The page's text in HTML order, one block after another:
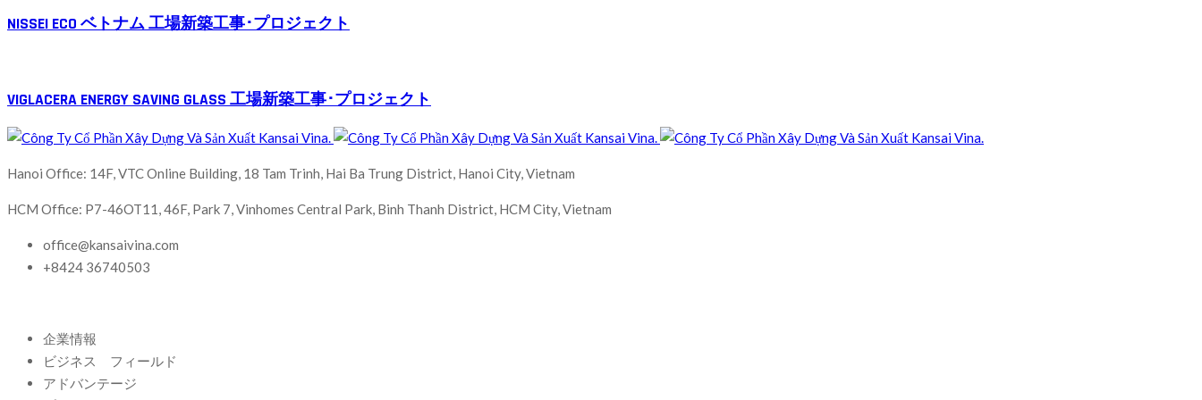
NISSEI ECO ベトナム 工場新築工事･プロジェクト
VIGLACERA ENERGY SAVING GLASS 工場新築工事･プロジェクト
Hanoi Office: 14F, VTC Online Building, 18 Tam Trinh, Hai Ba Trung District, Hanoi City, Vietnam
HCM Office: P7-46OT11, 46F, Park 7, Vinhomes Central Park, Binh Thanh District, HCM City, Vietnam
office@kansaivina.com
+8424 36740503
企業情報
ビジネス フィールド
アドバンテージ